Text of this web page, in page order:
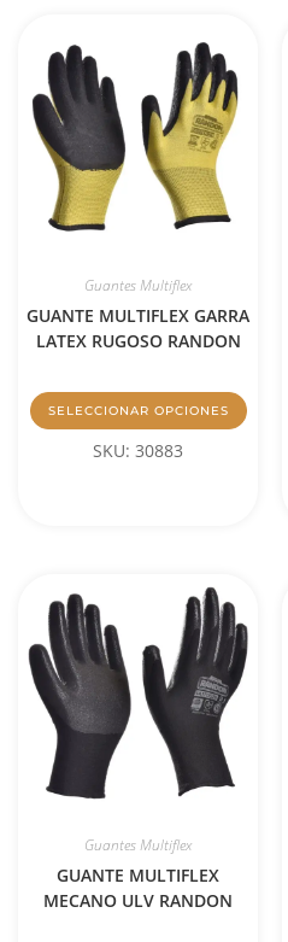
Guantes Multiflex
GUANTE MULTIFLEX GARRA
LATEX RUGOSO RANDON
SELECCIONAR OPCIONES
SKU: 30883
Guantes Multiflex
GUANTE MULTIFLEX
MECANO ULV RANDON